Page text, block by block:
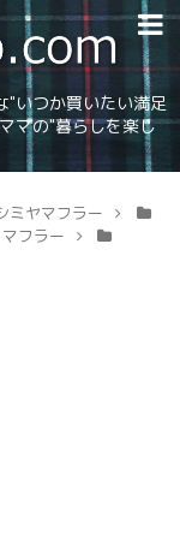
"いつか買いたい満足
マの"暮らしを楽し
ミヤマフラー
フラー